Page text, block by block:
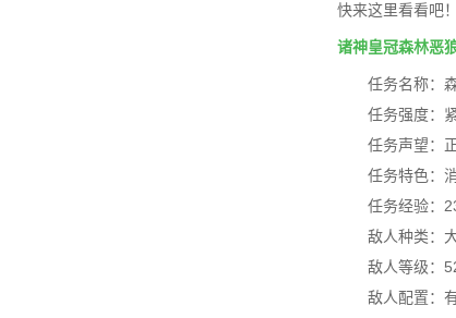
快来这里看看吧！
诸神皇冠森林恶
任务名称：
任务强度：
任务声望：
任务特色：
任务经验：
敌人种类：
敌人等级：
敌人配置：